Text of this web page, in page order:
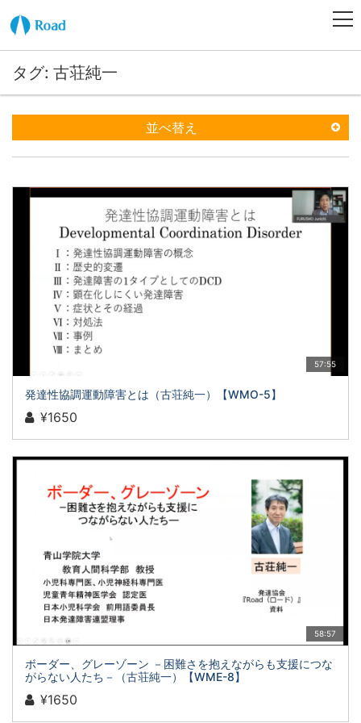
タグ: 古荘純一
並べ替え
57:55
発達性協調運動障害とは（古荘純一）【WMO-5】
¥1650
58:57
ボーダー、グレーゾーン －困難さを抱えながらも支援につな
がらない人たち－（古荘純一）【WME-8】
¥1650